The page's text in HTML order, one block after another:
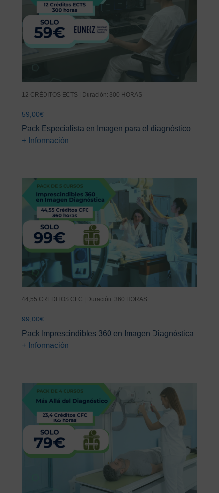
12 CRÉDITOS ECTS | Duración: 300 HORAS
59,00€
Pack Especialista en Imagen para el diagnóstico
+ Información
44,55 CRÉDITOS CFC | Duración: 360 HORAS
99,00€
Pack Imprescindibles 360 en Imagen Diagnóstica
+ Información